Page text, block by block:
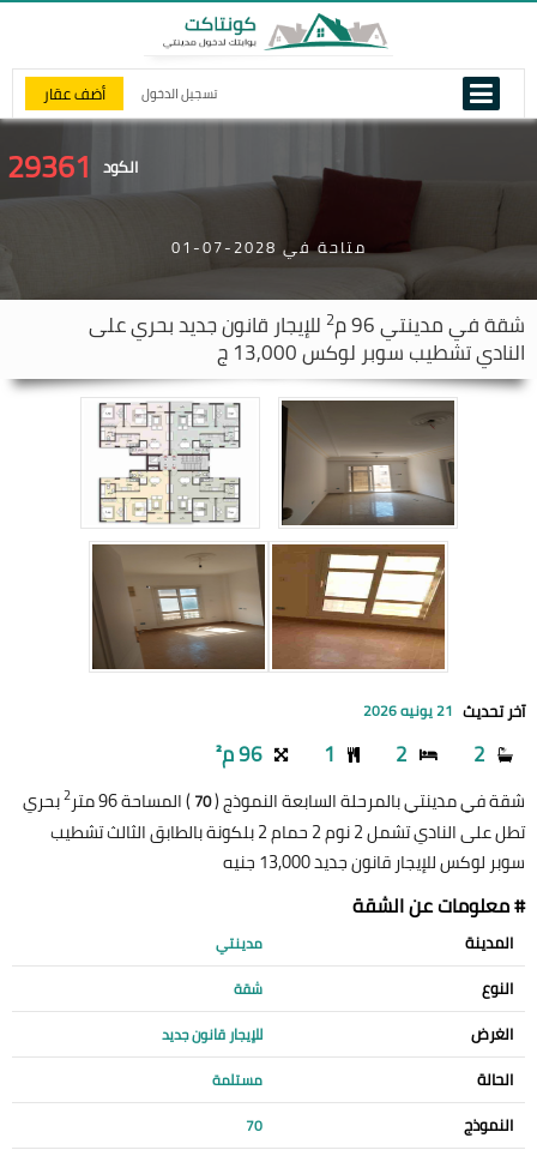
تسجيل الدخول أضف عقار
الكود 29361
شقة فيمدينتي 2 للإيجار قانون جديد بحري على
النادي تشطيب سوبر لوكس 13,000 ج
متاحة في 2028-07-01
آخر تحديث 21 يونيه 2026
2
2
1 96 م²
شقة في مدينتي بالمرحلة السابعة النموذج (70) المساحة 96 متر 2بحري
تطل على النادي تشمل 2 نوم 2 حمام 2 بلكونة بالطابق الثالث تشطيب
سوبر لوكس للإيجار قانون جديد 13,000 جنيه
# معلومات عن الشقة
المدينة مدينتي
النوع شقة
الغرض للإيجار قانون جديد
الحالة مستلمة
النموذج 70